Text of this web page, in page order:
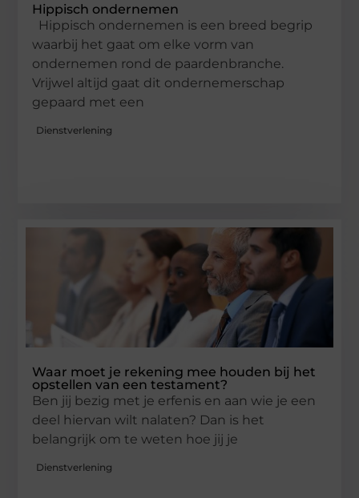
Hippisch ondernemen
Hippisch ondernemen is een breed begrip
waarbij het gaat om elke vorm van
ondernemen rond de paardenbranche.
Vrijwel altijd gaat dit ondernemerschap
gepaard met een
Dienstverlening
Waar moet je rekening mee houden bij het
opstellen van een testament?
Ben jij bezig met je erfenis en aan wie je een
deel hiervan wilt nalaten? Dan is het
belangrijk om te weten hoe jij je
Dienstverlening